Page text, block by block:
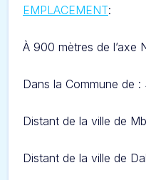
EMPLACEMENT:
À 900 mètres de l’axe
Dans la Commune de :
Distant de la ville de
Distant de la ville de